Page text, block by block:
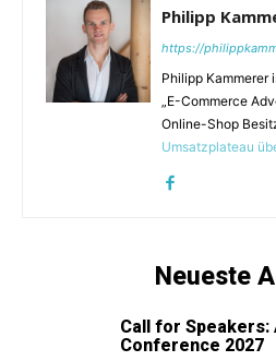
Philipp
https://
Philipp Kammerer
„E-Commerce
Online-Shop
Umsatzplateau
Neueste
Call for
Conference 2027